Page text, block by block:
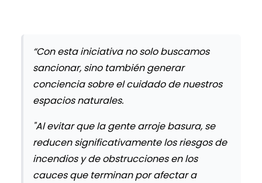
“Con esta iniciativa no solo buscamos
sancionar, sino también generar
conciencia sobre el cuidado de nuestros
espacios naturales.
"Al evitar que la gente arroje basura, se
reducen significativamente los riesgos de
incendios y de obstrucciones en los
cauces que terminan por afectar a